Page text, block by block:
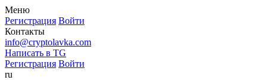
Меню
Регистрация Войти
Контакты
info@cryptolavka.com
Написать в TG
Регистрация Войти
ru